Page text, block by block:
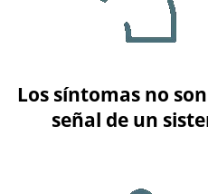
Los síntomas no
señal de un